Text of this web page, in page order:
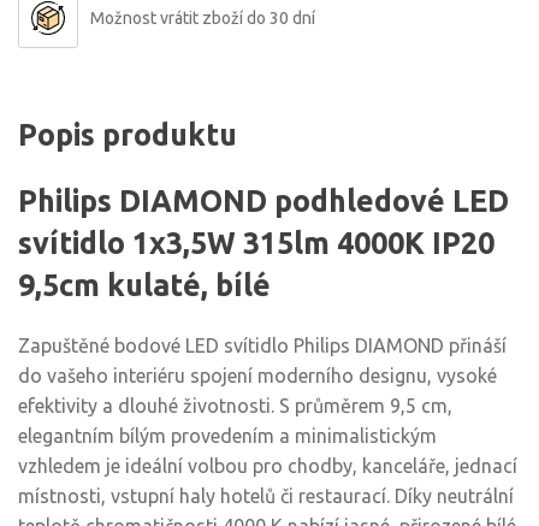
Možnost vrátit zboží do 30 dní
Popis produktu
Philips DIAMOND podhledové LED
svítidlo 1x3,5W 315lm 4000K IP20
9,5cm kulaté, bílé
Zapuštěné bodové LED svítidlo Philips DIAMOND přináší
do vašeho interiéru spojení moderního designu, vysoké
efektivity a dlouhé životnosti. S průměrem 9,5 cm,
elegantním bílým provedením a minimalistickým
vzhledem je ideální volbou pro chodby, kanceláře, jednací
místnosti, vstupní haly hotelů či restaurací. Díky neutrální